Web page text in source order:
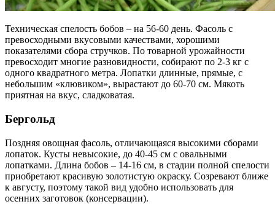
Техническая спелость бобов – на 56-60 день. Фасоль с
превосходными вкусовыми качествами, хорошими
показателями сбора стручков. По товарной урожайности
превосходит многие разновидности, собирают по 2-3 кг с
одного квадратного метра. Лопатки длинные, прямые, с
небольшим «клювиком», вырастают до 60-70 см. Мякоть
приятная на вкус, сладковатая.
Бергольд
Поздняя овощная фасоль, отличающаяся высокими сборами
лопаток. Кусты невысокие, до 40-45 см с овальными
лопатками. Длина бобов – 14-16 см, в стадии полной спелости
приобретают красивую золотистую окраску. Созревают ближе
к августу, поэтому такой вид удобно использовать для
осенних заготовок (консервации).